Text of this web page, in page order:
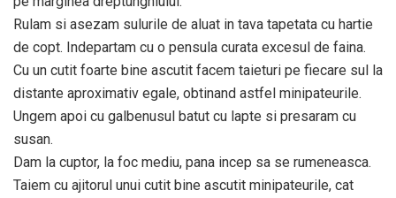
Rulam si asezam sulurile de aluat in tava tapetata cu hartie
de copt. Indepartam cu o pensula curata excesul de faina.
Cu un cutit foarte bine ascutit facem taieturi pe fiecare sul la
distante aproximativ egale, obtinand astfel minipateurile.
Ungem apoi cu galbenusul batut cu lapte si presaram cu
susan.
Dam la cuptor, la foc mediu, pana incep sa se rumeneasca.
Taiem cu ajitorul unui cutit bine ascutit minipateurile, cat